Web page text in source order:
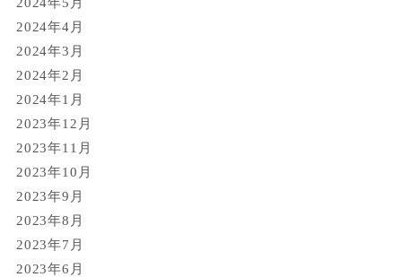
2024年4月
2024年3月
2024年2月
2024年1月
2023年12月
2023年11月
2023年10月
2023年9月
2023年8月
2023年7月
2023年6月